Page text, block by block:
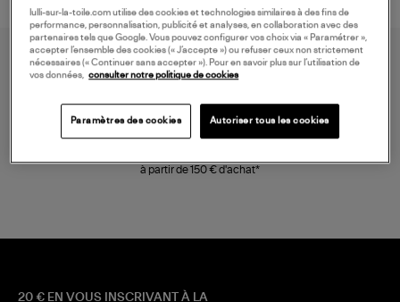
à partir de 150 € d'achat*
20 € EN VOUS INSCRIVANT À LA
lulli-sur-la-toile.com utilise des cookies et technologies similaires à des fins de
performance, personnalisation, publicité et analyses, en collaboration avec des
partenaires tels que Google. Vous pouvez configurer vos choix via « Paramétrer »,
accepter l’ensemble des cookies (« J’accepte ») ou refuser ceux non strictement
nécessaires (« Continuer sans accepter »). Pour en savoir plus sur l’utilisation de
vos données, consulter notre politique de cookies
Paramètres des cookies Autoriser tous les cookies